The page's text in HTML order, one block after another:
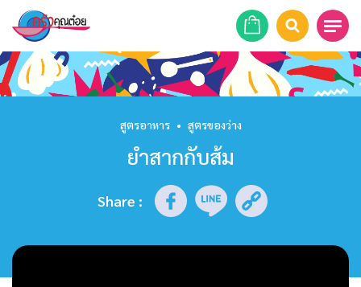
หน้าแรก
รายการย้อนหลัง
สูตรอาหาร • สูตรของว่าง
ยำสากกับส้ม
Share :